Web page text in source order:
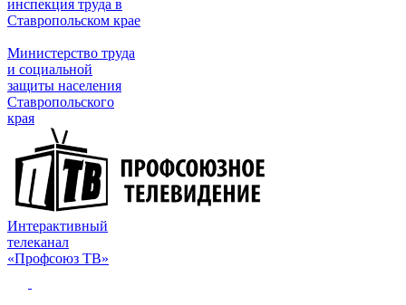
инспекция труда в
Ставропольском крае
Министерство труда
и социальной
защиты населения
Ставропольского
края
Интерактивный
телеканал
«Профсоюз ТВ»